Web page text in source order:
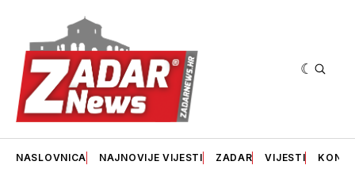
NASLOVNICA NAJNOVIJE VIJESTI ZADAR VIJESTI